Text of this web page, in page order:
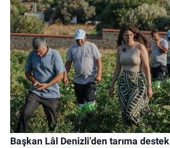
Başkan Lâl Denizli’den tarıma destek